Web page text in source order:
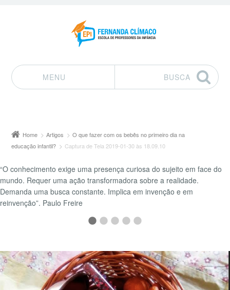
MENU
BUSCA
Home Artigos
O que fazer com os bebês no primeiro dia na
educação infantil?
Captura de Tela 2019-01-30 às 18.09.10
“O conhecimento exige uma presença curiosa do sujeito em face do
mundo. Requer uma ação transformadora sobre a realidade.
Demanda uma busca constante. Implica em invenção e em
reinvenção”. Paulo Freire